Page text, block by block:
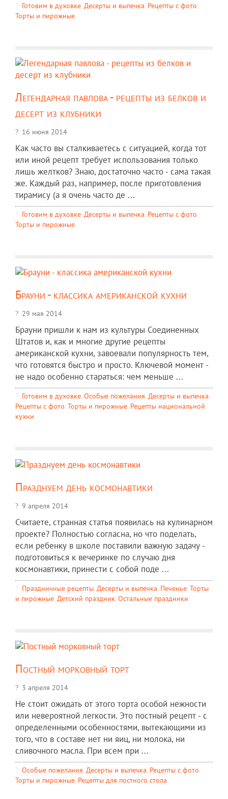
Готовим в духовке, Десерты и выпечка, Рецепты c фото,
Торты и пирожные
Легендарная павлова - рецепты из белков и
десерт из клубники
16 июня 2014
Как часто вы сталкиваетесь с ситуацией, когда тот
или иной рецепт требует использования только
лишь желтков? Знаю, достаточно часто - сама такая
же. Каждый раз, например, после приготовления
тирамису (а я очень часто де ...
Готовим в духовке, Десерты и выпечка, Рецепты c фото,
Торты и пирожные
Брауни - классика американской кухни
29 мая 2014
Брауни пришли к нам из культуры Соединенных
Штатов и, как и многие другие рецепты
американской кухни, завоевали популярность тем,
что готовятся быстро и просто. Ключевой момент -
не надо особенно стараться: чем меньше ...
Готовим в духовке, Особые пожелания, Десерты и выпечка,
Рецепты c фото, Торты и пирожные, Рецепты национальной
кухни
Празднуем день космонавтики
9 апреля 2014
Считаете, странная статья появилась на кулинарном
проекте? Полностью согласна, но что поделать,
если ребенку в школе поставили важную задачу -
подготовиться к вечеринке по случаю дня
космонавтики, принести с собой поде ...
Праздничные рецепты, Десерты и выпечка, Печенье, Торты
и пирожные, Детский праздник, Остальные праздники
Постный морковный торт
3 апреля 2014
Не стоит ожидать от этого торта особой нежности
или невероятной легкости. Это постный рецепт - с
определенными особенностями, вытекающими из
того, что в составе нет ни яиц, ни молока, ни
сливочного масла. При всем при ...
Особые пожелания, Десерты и выпечка, Рецепты c фото,
Торты и пирожные, Рецепты для постного стола